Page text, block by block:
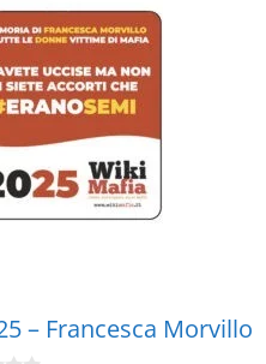
– Francesca Morvillo